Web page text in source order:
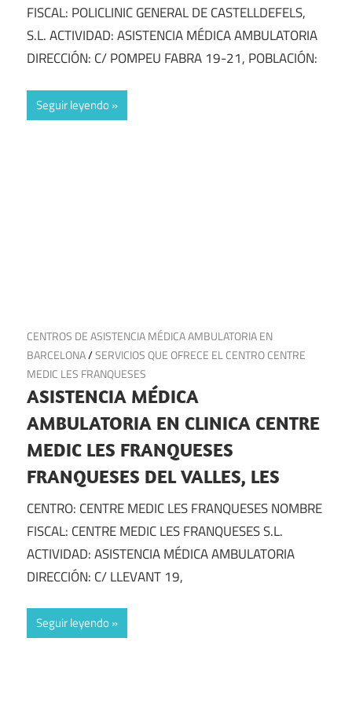
FISCAL: POLICLINIC GENERAL DE CASTELLDEFELS,
S.L. ACTIVIDAD: ASISTENCIA MÉDICA AMBULATORIA
DIRECCIÓN: C/ POMPEU FABRA 19-21, POBLACIÓN:
Seguir leyendo
24 de febrero de 2025
CENTROS DE ASISTENCIA MÉDICA AMBULATORIA EN
BARCELONA/SERVICIOS QUE OFRECE EL CENTRO CENTRE
MEDIC LES FRANQUESES
ASISTENCIA MÉDICA
AMBULATORIA EN CLINICA CENTRE
MEDIC LES FRANQUESES
FRANQUESES DEL VALLES, LES
CENTRO: CENTRE MEDIC LES FRANQUESES NOMBRE
FISCAL: CENTRE MEDIC LES FRANQUESES S.L.
ACTIVIDAD: ASISTENCIA MÉDICA AMBULATORIA
DIRECCIÓN: C/ LLEVANT 19,
Seguir leyendo